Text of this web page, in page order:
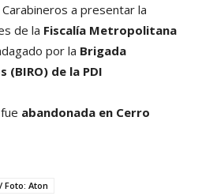
a presentar la
de la Fiscalía Metropolitana
por la Brigada
(BIRO) de la PDI
abandonada en Cerro
Foto: Aton